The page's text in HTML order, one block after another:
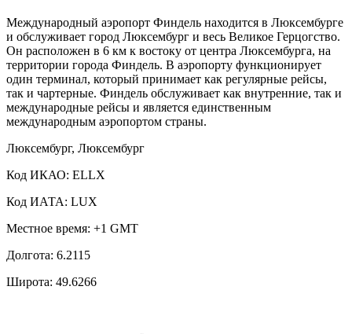
Международный аэропорт Финдель находится в Люксембурге
и обслуживает город Люксембург и весь Великое Герцогство.
Он расположен в 6 км к востоку от центра Люксембурга, на
территории города Финдель. В аэропорту функционирует
один терминал, который принимает как регулярные рейсы,
так и чартерные. Финдель обслуживает как внутренние, так и
международные рейсы и является единственным
международным аэропортом страны.
Люксембург, Люксембург
Код ИКАО: ELLX
Код ИАТА: LUX
Местное время: +1 GMT
Долгота: 6.2115
Широта: 49.6266